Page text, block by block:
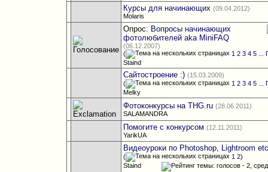
Курсы для начинающих (09.04.2012)
Molaris
Опрос: Вопросы начинающих
фотолюбителей aka MiniFAQ
(06.12.2007)
(
1 2 3 4 5 ...
Staind
Сайтостроение :) (15.03.2009)
(
1 2 3 4 5 ...
Melky
Фотоконкурсы на THG.ru (28.06.2011)
SALAMANDRA
Помогите с конкурсом (12.11.2011)
YarikUA
Видеоуроки по Photoshop, Lightroom
( 1 2)
Staind